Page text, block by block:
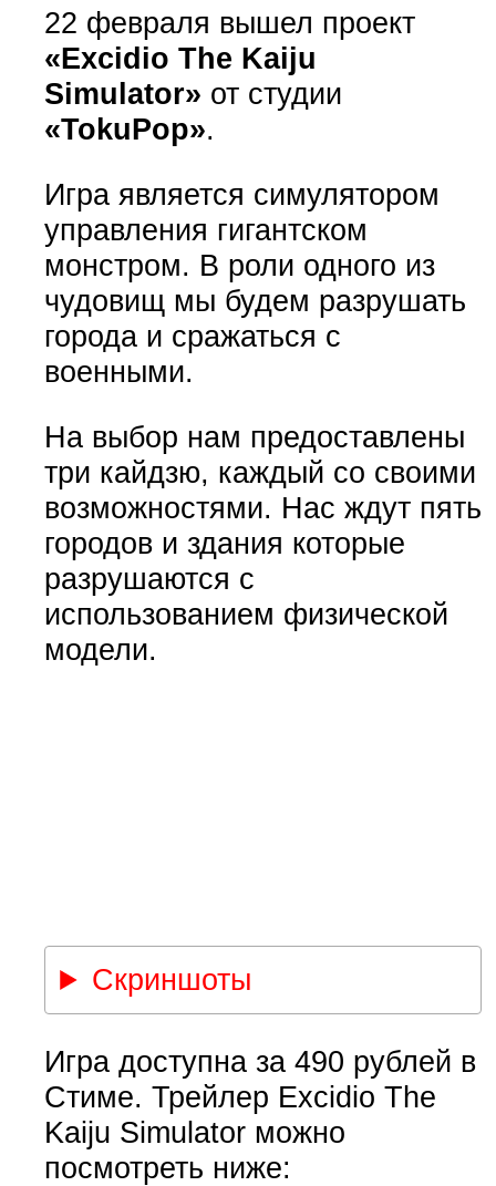
22 февраля вышел проект
«Excidio The Kaiju
Simulator» от студии
«TokuPop».
Игра является симулятором
управления гигантском
монстром. В роли одного из
чудовищ мы будем разрушать
города и сражаться с
военными.
На выбор нам предоставлены
три кайдзю, каждый со своими
возможностями. Нас ждут пять
городов и здания которые
разрушаются с
использованием физической
модели.
Скриншоты
Игра доступна за 490 рублей в
Стиме. Трейлер Excidio The
Kaiju Simulator можно
посмотреть ниже: